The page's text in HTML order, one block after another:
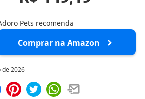
Pets recomenda
Comprar na Amazon
de 2026